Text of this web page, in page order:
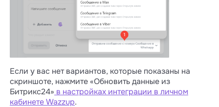
Если у вас нет вариантов, которые показаны на
скриншоте, нажмите «Обновить данные из
Битрикс24» в настройках интеграции в личном
кабинете Wazzup.